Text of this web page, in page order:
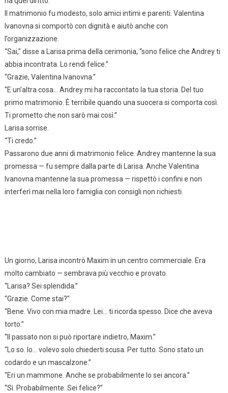
Il matrimonio fu modesto, solo amici intimi e parenti. Valentina
Ivanovna si comportò con dignità e aiutò anche con
l’organizzazione.
“Sai,” disse a Larisa prima della cerimonia, “sono felice che Andrey ti
abbia incontrata. Lo rendi felice.”
“Grazie, Valentina Ivanovna.”
“E un’altra cosa… Andrey mi ha raccontato la tua storia. Del tuo
primo matrimonio. È terribile quando una suocera si comporta così.
Ti prometto che non sarò mai così.”
Larisa sorrise.
“Ti credo.”
Passarono due anni di matrimonio felice. Andrey mantenne la sua
promessa — fu sempre dalla parte di Larisa. Anche Valentina
Ivanovna mantenne la sua promessa — rispettò i confini e non
interferì mai nella loro famiglia con consigli non richiesti.
Un giorno, Larisa incontrò Maxim in un centro commerciale. Era
molto cambiato — sembrava più vecchio e provato.
“Larisa? Sei splendida.”
“Grazie. Come stai?”
“Bene. Vivo con mia madre. Lei… ti ricorda spesso. Dice che aveva
torto.”
“Il passato non si può riportare indietro, Maxim.”
“Lo so. Io… volevo solo chiederti scusa. Per tutto. Sono stato un
codardo e un mascalzone.”
“Eri un mammone. Anche se probabilmente lo sei ancora.”
“Sì. Probabilmente. Sei felice?”